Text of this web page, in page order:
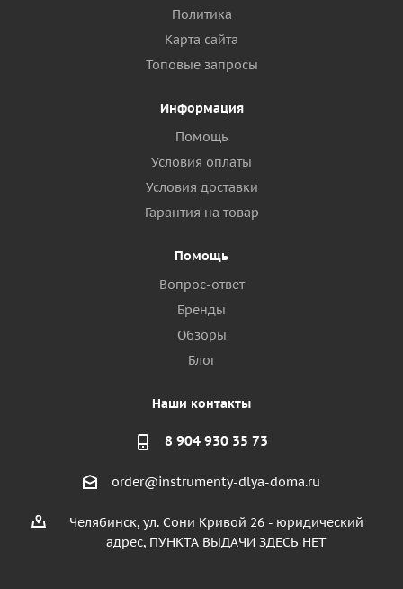
Политика
Карта сайта
Топовые запросы
Информация
Помощь
Условия оплаты
Условия доставки
Гарантия на товар
Помощь
Вопрос-ответ
Бренды
Обзоры
Блог
Наши контакты
8 904 930 35 73
order@instrumenty-dlya-doma.ru
Челябинск, ул. Сони Кривой 26 - юридический
адрес, ПУНКТА ВЫДАЧИ ЗДЕСЬ НЕТ